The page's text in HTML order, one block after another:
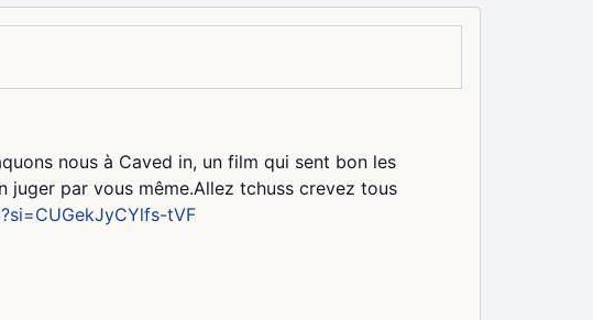
nous à Caved in, un film qui sent bon les
juger par vous même.Allez tchuss crevez tous
tVF